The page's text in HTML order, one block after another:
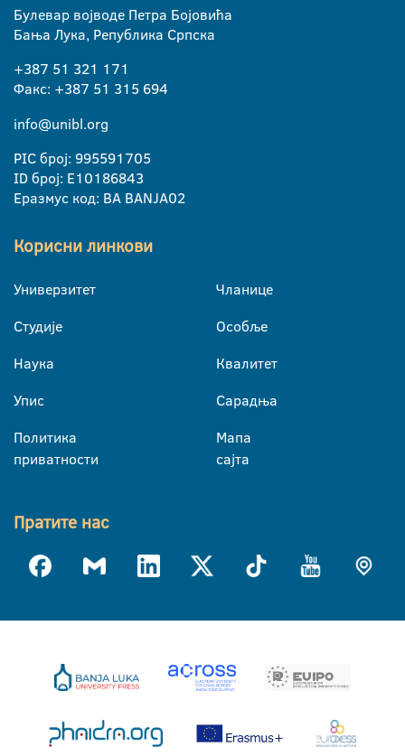
Булевар војводе Петра Бојовића
Бања Лука, Република Српска
+387 51 321 171
Факс: +387 51 315 694
info@unibl.org
PIC број: 995591705
ID број: E10186843
Еразмус код: BA BANJA02
Корисни линкови
Универзитет
Студије
Наука
Упис
Политика
приватности
Чланице
Особље
Квалитет
Сарадња
Мапа
сајта
Пратите нас